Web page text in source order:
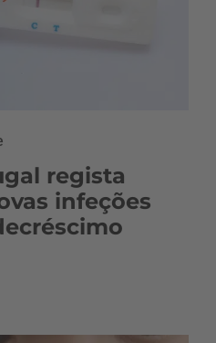
regista
infeções